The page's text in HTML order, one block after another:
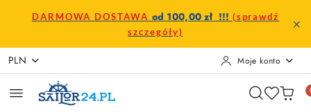
Przejdź do treści głównej
Przejdź do wyszukiwarki
Przejdź do moje konto
Przejdź do menu głównego
Przejdź do opisu produktu
Przejdź do stopki
DARMOWA DOSTAWA od 100,00 zł !!! (sprawdź
szczegóły)
PLN Moje konto